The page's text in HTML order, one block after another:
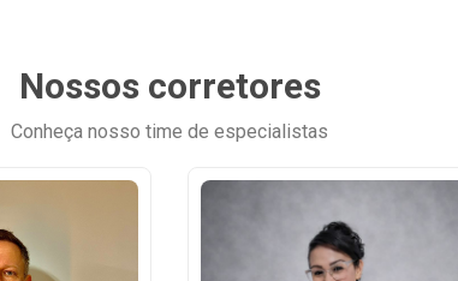
Nossos corretores
Conheça nosso time de especialistas